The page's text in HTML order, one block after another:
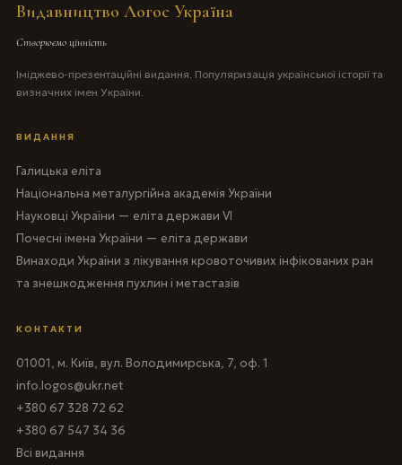
Видавництво Логос Україна
Створюємо цінність
Іміджево-презентаційні видання. Популяризація української історії та
визначних імен України.
ВИДАННЯ
Галицька еліта
Національна металургійна академія України
Науковці України — еліта держави VI
Почесні імена України — еліта держави
Винаходи України з лікування кровоточивих інфікованих ран
та знешкодження пухлин і метастазів
КОНТАКТИ
01001, м. Київ, вул. Володимирська, 7, оф. 1
info.logos@ukr.net
+380 67 328 72 62
+380 67 547 34 36
Всі видання